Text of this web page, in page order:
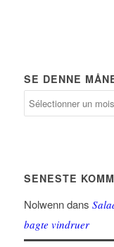
SE DENNE
SENESTE
Nolwenndans
bagte vindruer